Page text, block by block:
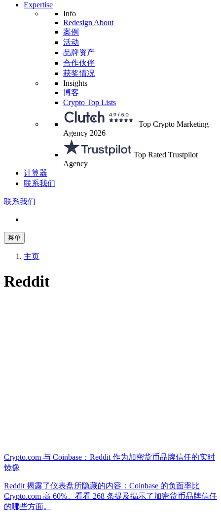
Expertise
Info
Redesign About
案例
活动
品牌资产
合作伙伴
获奖情况
Insights
博客
Crypto Top Lists
Top Crypto Marketing
Agency 2026
Top Rated Trustpilot
Agency
计算器
联系我们
联系我们
菜单
主页
Reddit
Crypto.com 与 Coinbase：Reddit 作为加密货币品牌信任的实时
镜像
Reddit 揭露了仪表盘所隐藏的内容：Coinbase 的负面率比
Crypto.com 高 60%。看看 268 条提及揭示了加密货币品牌信任
的哪些方面。